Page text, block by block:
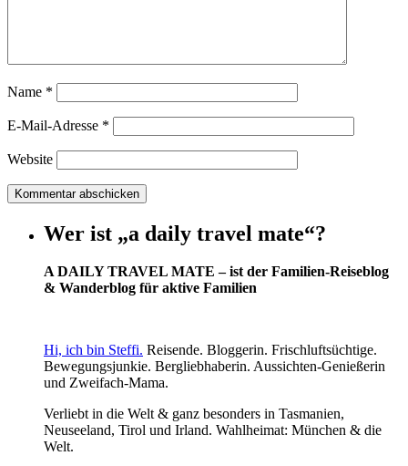
Name *
E-Mail-Adresse *
Website
Wer ist „a daily travel mate“?
A DAILY TRAVEL MATE – ist der Familien-Reiseblog
& Wanderblog für aktive Familien
Hi, ich bin Steffi. Reisende. Bloggerin. Frischluftsüchtige.
Bewegungsjunkie. Bergliebhaberin. Aussichten-Genießerin
und Zweifach-Mama.
Verliebt in die Welt & ganz besonders in Tasmanien,
Neuseeland, Tirol und Irland. Wahlheimat: München & die
Welt.